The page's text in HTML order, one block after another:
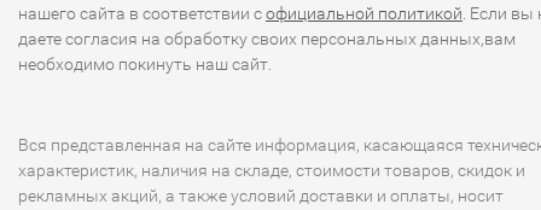
нашего сайта в соответствии софициальной политикой. Если вы
даете согласия на обработку своих персональных данных,вам
необходимо покинуть наш сайт.
Вся представленная на сайте информация, касающаяся
характеристик, наличия на складе, стоимости товаров, скидок и
рекламных акций, а также условий доставки и оплаты, носит